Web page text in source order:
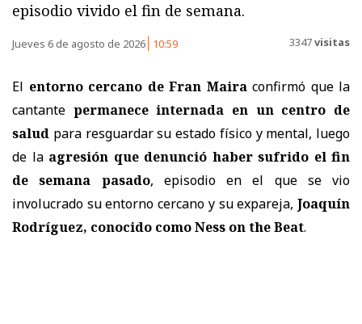
episodio vivido el fin de semana.
Jueves 6 de agosto de 2026 10:59 3347visitas
El entorno cercano de Fran Mairaconfirmó que la
cantante permanece internada en un centro de
salud para resguardar su estado físico y mental, luego
de la agresión que denunció haber sufrido el fin
de semana pasado, episodio en el que se vio
involucrado su entorno cercano y su expareja, Joaquín
Rodríguez, conocido como Ness on the Beat.